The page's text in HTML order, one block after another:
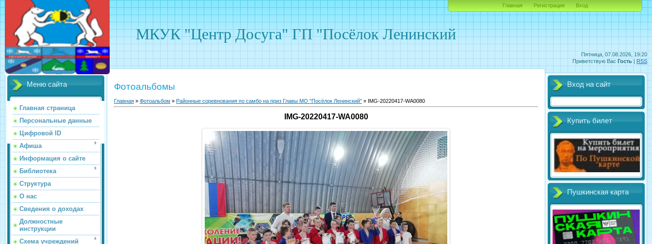
Пятница, 07.08.2026, 19:20
Приветствую Вас Гость | RSS
МКУК "Центр Досуга" ГП "Посёлок Ленинский
Главная Регистрация Вход
Меню сайта
Главная страница
Персональные данные
Цифровой ID
Афиша
Информация о сайте
Библиотека
Структура
О нас
Сведения о доходах
Должностные
инструкции
Схема учреждений
Фотоальбомы
Главная » Фотоальбом » Районные соревнования по самбо на приз Главы МО "Посёлок Ленинский" » IMG-20220417-WA0080
IMG-20220417-WA0080
Вход на сайт
Купить билет
Пушкинская карта